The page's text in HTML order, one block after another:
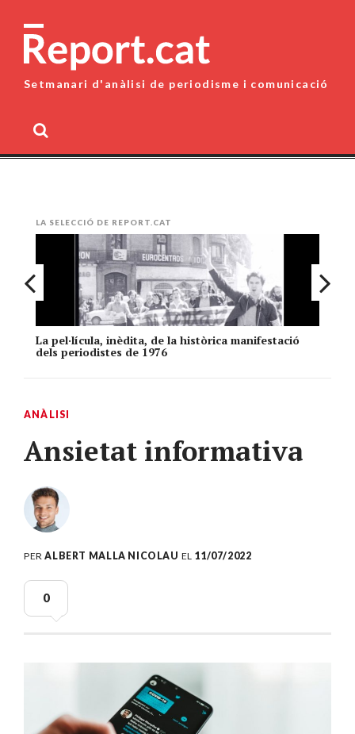
content
Setmanari d'anàlisi de periodisme i comunicació
LA SELECCIÓ DE REPORT.CAT
La pel·lícula, inèdita, de la històrica manifestació
dels periodistes de 1976
ANÀLISI
Ansietat informativa
PERALBERT MALLA NICOLAU EL 11/07/2022
0